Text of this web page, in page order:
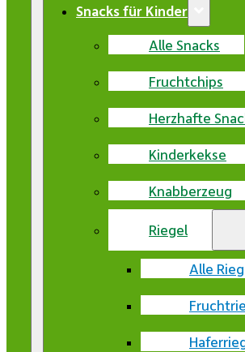
Snacks für Kinder
Alle Snacks
Fruchtchips
Herzhafte
Kinderkekse
Knabberzeug
Riegel
Alle